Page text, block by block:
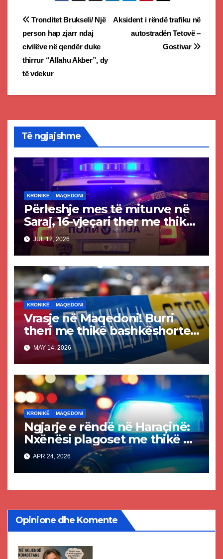
Post
navigation
Aksident i rëndë trafiku në
autostradën Tetovë –
Gostivar
Tronditet Brukseli/ Një
person hap zjarr ndaj
civilëve në qendër duke
thirrur “Allahu Akber”, dy
të vdekur
Të ngjajshme
KRONIKË MAQEDONI
Përleshje mes të miturve në
Saraj, 16-vjeçari ther me thikë
14-vjeçarin
JUL 12, 2026
KRONIKË MAQEDONI
Vrasje në Maqedoni! Burri
theri me thikë bashkëshorten
e tijMAY 14, 2026
KRONIKË MAQEDONI
Ngjarje e rëndë në Haraçinë:
Nxënësi plagoset me thikë në
shkollë, dërgohet në spital
APR 24, 2026
Opinione dhe Komente